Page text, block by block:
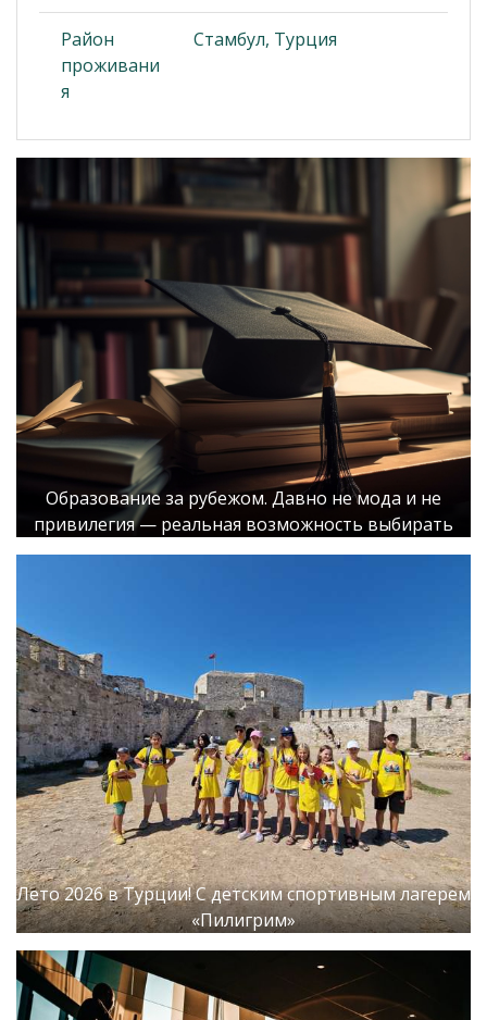
Район
проживани
я
Стамбул, Турция
Образование за рубежом. Давно не мода и не
привилегия — реальная возможность выбирать
Лето 2026 в Турции! С детским спортивным лагерем
«Пилигрим»